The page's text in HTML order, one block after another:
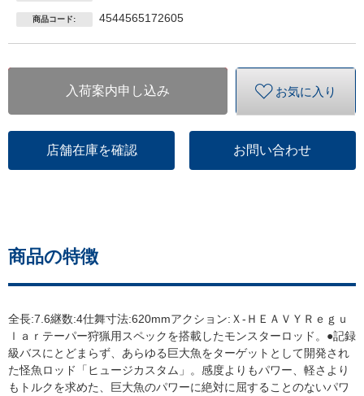
商品コード: 4544565172605
入荷案内申し込み お気に入り
店舗在庫を確認 お問い合わせ
商品の特徴
全長:7.6継数:4仕舞寸法:620mmアクション:Ｘ-ＨＥＡＶＹＲｅｇｕ
ｌａｒテーパー狩猟用スペックを搭載したモンスターロッド。●記録
級バスにとどまらず、あらゆる巨大魚をターゲットとして開発され
た怪魚ロッド「ヒュージカスタム」。感度よりもパワー、軽さより
もトルクを求めた、巨大魚のパワーに絶対に屈することのないパワ